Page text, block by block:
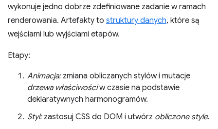
wykonuje jedno dobrze zdefiniowane zadanie w ramach
renderowania. Artefakty to struktury danych, które są
wejściami lub wyjściami etapów.
Etapy:
Animacja:zmiana obliczanych stylów i mutacje
drzewa właściwościw czasie na podstawie
deklaratywnych harmonogramów.
Styl:zastosuj CSS do DOM i utwórz obliczone style.